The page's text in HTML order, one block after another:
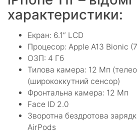
характеристики:
Екран: 6.1” LCD
Процесор: Apple A13 Bionic
ОЗП: 4 Гб
Тилова камера: 12 Мп
(ширококкутний сенсор)
Фронтальна камера: 12 Мп
Face ID 2.0
Зворотна бездротова
AirPods